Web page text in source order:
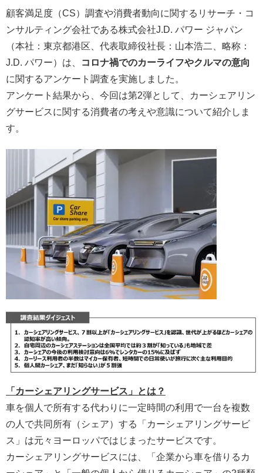
顧客満足度（CS）調査や消費者動向に関するリサーチ・コ
ンサルティング会社である株式会社J.D. パワー ジャパン
（本社：東京都港区、代表取締役社長：山本浩二、略称：
J.D. パワー）は、
コロナ禍でのカーライフやクルマの意向
に関するアンケート調査を実施しました。
アンケート結果から、今回は第2弾として、カーシェアリン
グサービスに関する消費者の考えや意識について紹介しま
す。
「カーシェアリングサービス」とは？
車を個人で所有する代わりに一定時間の利用で一台を複数
の人で共同所有（シェア）する「カーシェアリングサービ
ス」は元々ヨーロッパではじまったサービスです。
カーシェアリングサービスには、「企業から車を借りるカ